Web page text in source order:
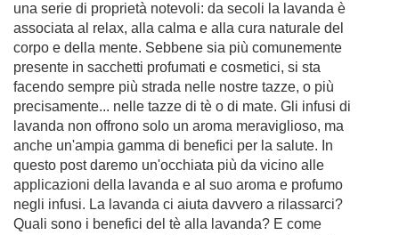
una serie di proprietà notevoli: da secoli la lavanda è
associata al relax, alla calma e alla cura naturale del
corpo e della mente. Sebbene sia più comunemente
presente in sacchetti profumati e cosmetici, si sta
facendo sempre più strada nelle nostre tazze, o più
precisamente... nelle tazze di tè o di mate. Gli infusi di
lavanda non offrono solo un aroma meraviglioso, ma
anche un'ampia gamma di benefici per la salute. In
questo post daremo un'occhiata più da vicino alle
applicazioni della lavanda e al suo aroma e profumo
negli infusi. La lavanda ci aiuta davvero a rilassarci?
Quali sono i benefici del tè alla lavanda? E come